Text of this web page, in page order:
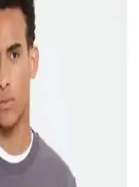
Laon Smart erkek polo tişörtleri,
karşılaştırıldı. Her iki ürün
çıkıyor.
Karşılaştırması
arasında kumaş, tasarım ve
karşılaştırma yapıyoruz.
Altınyılz<dı>z
Modelleri
Assn. gömlekleri detaylı
kullanıcı yorumlarıyla en uygun
oluyoruz.